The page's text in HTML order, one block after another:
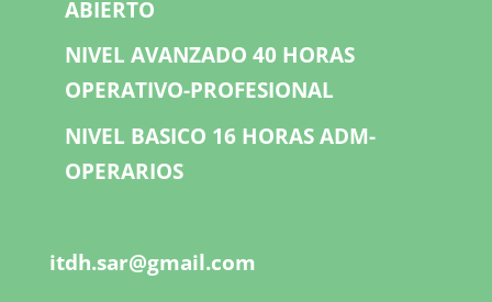
ABIERTO
NIVEL AVANZADO 40 HORAS
OPERATIVO-PROFESIONAL
NIVEL BASICO 16 HORAS ADM-
OPERARIOS
itdh.sar@gmail.com